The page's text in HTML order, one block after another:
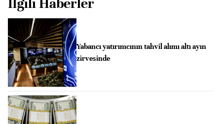
İlgili Haberler
Yabancı yatırımcının tahvil alımı altı ayın
zirvesinde